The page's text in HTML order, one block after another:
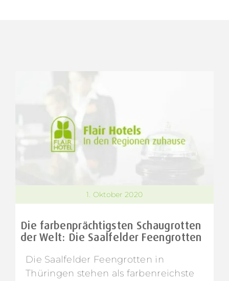
1. Oktober 2020
Die farbenprächtigsten Schaugrotten
der Welt: Die Saalfelder Feengrotten
Die Saalfelder Feengrotten in
Thüringen stehen als farbenreichste